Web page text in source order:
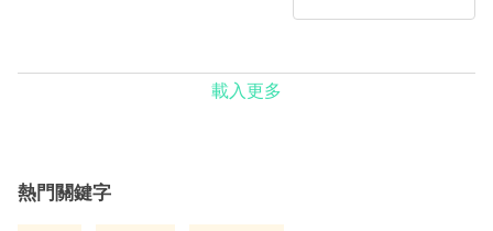
載入更多
熱門關鍵字